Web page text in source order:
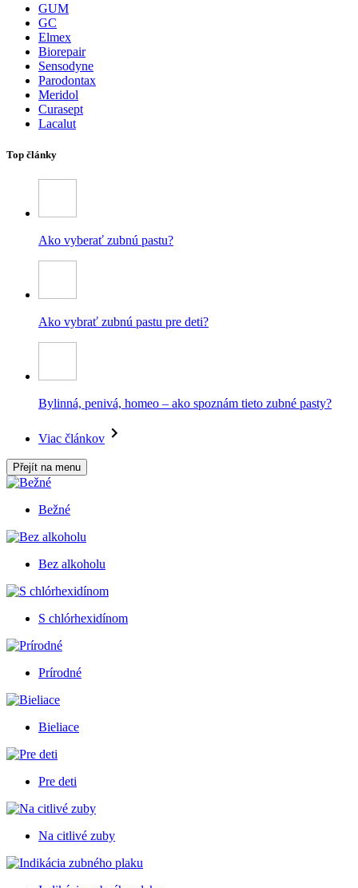
GUM
GC
Elmex
Biorepair
Sensodyne
Parodontax
Meridol
Curasept
Lacalut
Top články
Ako vyberať zubnú pastu?
Ako vybrať zubnú pastu pre deti?
Bylinná, penivá, homeo – ako spoznám tieto zubné pasty?
Viac článkov
Přejít na menu
Bežné
Bez alkoholu
S chlórhexidínom
Prírodné
Bieliace
Pre deti
Na citlivé zuby